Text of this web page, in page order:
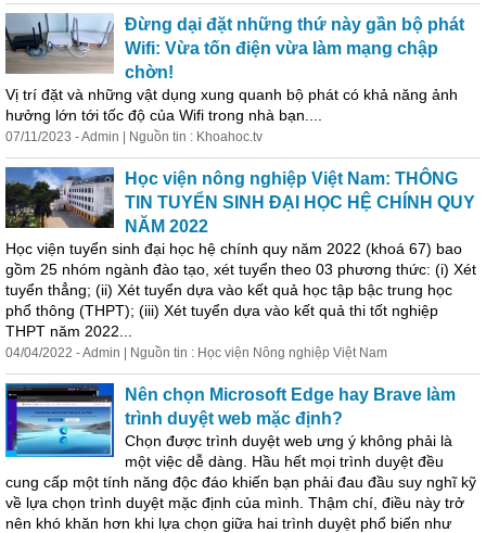
Đừng dại đặt những thứ này gần bộ phát
Wifi: Vừa tốn điện vừa làm mạng chập
chờn!
Vị trí đặt và những vật dụng xung quanh bộ phát có khả năng ảnh
hưởng lớn tới tốc độ của Wifi trong nhà bạn....
07/11/2023 - Admin | Nguồn tin : Khoahoc.tv
Học viện nông nghiệp Việt Nam: THÔNG
TIN TUYỂN SINH ĐẠI HỌC HỆ CHÍNH QUY
NĂM 2022
Học viện tuyển sinh đại học hệ chính quy năm 2022 (khoá 67) bao
gồm 25 nhóm ngành đào tạo, xét tuyển theo 03 phương thức: (i) Xét
tuyển thẳng; (ii) Xét tuyển dựa vào kết quả học tập bậc trung học
phổ thông (THPT); (iii) Xét tuyển dựa vào kết quả thi tốt nghiệp
THPT năm 2022...
04/04/2022 - Admin | Nguồn tin : Học viện Nông nghiệp Việt Nam
Nên chọn Microsoft Edge hay Brave làm
trình duyệt web mặc định?
Chọn được trình duyệt web ưng ý không phải là
một việc dễ dàng. Hầu hết mọi trình duyệt đều
cung cấp một tính năng độc đáo khiến bạn phải đau đầu suy nghĩ kỹ
về lựa chọn trình duyệt mặc định của mình. Thậm chí, điều này trở
nên khó khăn hơn khi lựa chọn giữa hai trình duyệt phổ biến như